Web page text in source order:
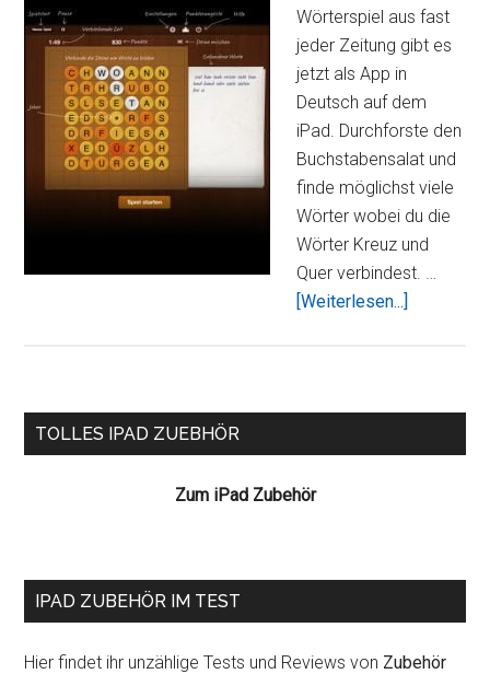
Wörterspiel aus fast
jeder Zeitung gibt es
jetzt als App in
Deutsch auf dem
iPad. Durchforste den
Buchstabensalat und
finde möglichst viele
Wörter wobei du die
Wörter Kreuz und
Quer verbindest. …
[Weiterlesen...]
bekannte
Seitenspalte
TOLLES IPAD ZUEBHÖR
Zum iPad Zubehör
IPAD ZUBEHÖR IM TEST
Hier findet ihr unzählige Tests und Reviews von Zubehör